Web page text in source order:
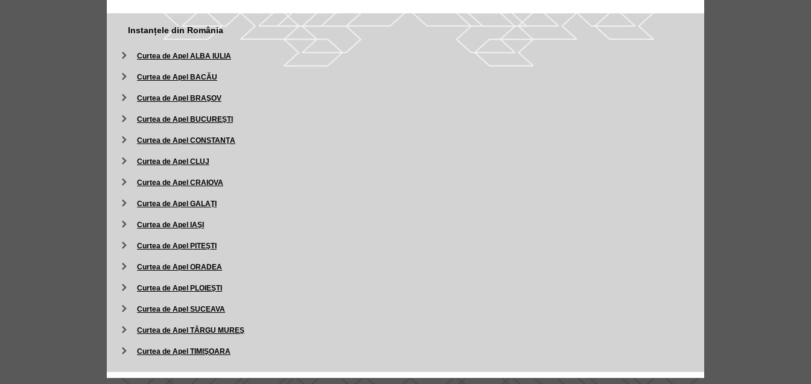
Instanțele din România
Curtea de Apel ALBA IULIA
Curtea de Apel BACĂU
Curtea de Apel BRAŞOV
Curtea de Apel BUCUREŞTI
Curtea de Apel CONSTANŢA
Curtea de Apel CLUJ
Curtea de Apel CRAIOVA
Curtea de Apel GALAŢI
Curtea de Apel IAŞI
Curtea de Apel PITEŞTI
Curtea de Apel ORADEA
Curtea de Apel PLOIEŞTI
Curtea de Apel SUCEAVA
Curtea de Apel TÂRGU MUREŞ
Curtea de Apel TIMIŞOARA